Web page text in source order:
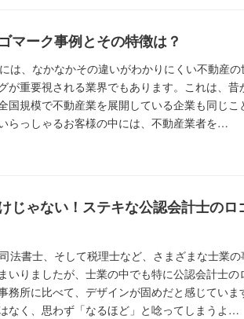
マーク事例とその特徴は？
は、なかなかその違いがわかりにくい不動産の
が重要視される業界でもあります。これは、昔
国規模で不動産業を展開している企業も同じこ
らっしゃるお客様の中には、不動産業者を…
じゃない！ステキな公認会計士のロ
法書士、そして税理士など、さまざまな士業
いりましたが、士業の中でも特に公認会計士の
務所に比べて、デザインが固めだと感じていま
なく、思わず「なるほど」と唸ってしまうよ…